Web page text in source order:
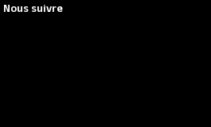
Nous suivre